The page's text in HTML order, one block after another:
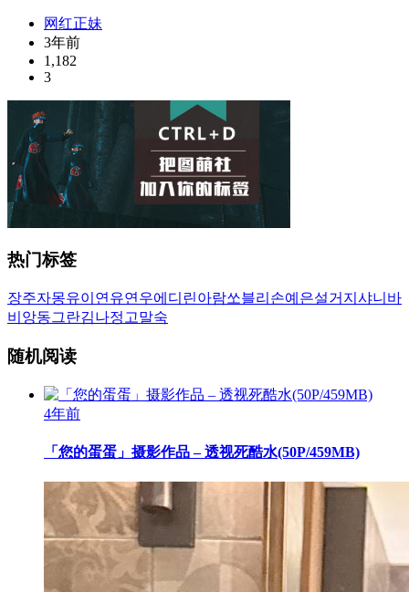
网红正妹
3年前
1,182
3
热门标签
장주자몽유이 연유연우에디린아람쏘블리 손예은설거지 샤니 바
비앙동그란김나정 고말숙
随机阅读
4年前
「您的蛋蛋」摄影作品 – 透视死酷水(50P/459MB)